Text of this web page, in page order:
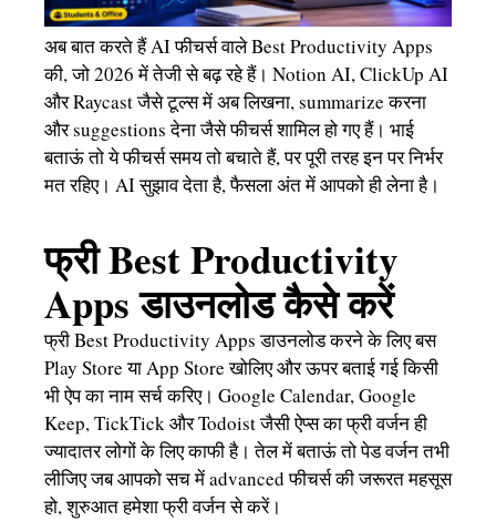
अब बात करते हैं AI फीचर्स वाले Best Productivity Apps
की, जो 2026 में तेजी से बढ़ रहे हैं। Notion AI, ClickUp AI
और Raycast जैसे टूल्स में अब लिखना, summarize करना
और suggestions देना जैसे फीचर्स शामिल हो गए हैं। भाई
बताऊं तो ये फीचर्स समय तो बचाते हैं, पर पूरी तरह इन पर निर्भर
मत रहिए। AI सुझाव देता है, फैसला अंत में आपको ही लेना है।
फ्री Best Productivity
Apps डाउनलोड कैसे करें
फ्री Best Productivity Apps डाउनलोड करने के लिए बस
Play Store या App Store खोलिए और ऊपर बताई गई किसी
भी ऐप का नाम सर्च करिए। Google Calendar, Google
Keep, TickTick और Todoist जैसी ऐप्स का फ्री वर्जन ही
ज्यादातर लोगों के लिए काफी है। तेल में बताऊं तो पेड वर्जन तभी
लीजिए जब आपको सच में advanced फीचर्स की जरूरत महसूस
हो, शुरुआत हमेशा फ्री वर्जन से करें।